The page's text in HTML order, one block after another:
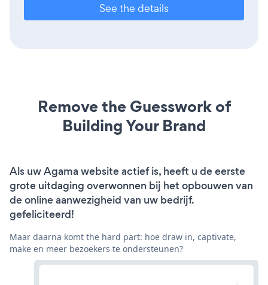
See the details
Remove the Guesswork of
Building Your Brand
Als uw Agama website actief is, heeft u de eerste
grote uitdaging overwonnen bij het opbouwen van
de online aanwezigheid van uw bedrijf.
gefeliciteerd!
Maar daarna komt the hard part: hoe draw in, captivate,
make en meer bezoekers te ondersteunen?